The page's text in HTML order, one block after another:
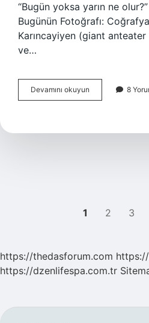
“Bugün yoksa yarın ne
Bugünün Fotoğrafı:
Karıncayiyen (giant
ve…
Devamını okuyun Karıncayiyen
Türkiyede
?
8
1 2 3
https://thedasforum.com
https://dzenlifespa.com.tr